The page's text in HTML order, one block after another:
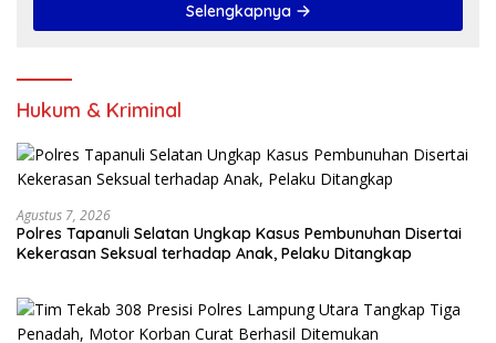
Selengkapnya
Hukum & Kriminal
Agustus 7, 2026
Polres Tapanuli Selatan Ungkap Kasus Pembunuhan Disertai
Kekerasan Seksual terhadap Anak, Pelaku Ditangkap